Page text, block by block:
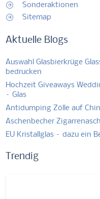
Sonderaktionen
Sitemap
Aktuelle Blogs
Auswahl Glasbierkrüge
bedrucken
Hochzeit Giveaways
– Glas
Antidumping Zölle auf
Aschenbecher
EU Kristallglas – dazu ein
Trendig